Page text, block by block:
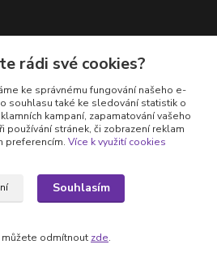
hod.
vedená u Krajského soudu v Ostravě
rádi své cookies?
ke správnému fungování našeho e-
souhlasu také ke sledování statistik o
kampaní, zapamatování vašeho
používání stránek, či zobrazení reklam
preferencím. Více k využití cookies
Souhlasím
můžete odmítnout zde.